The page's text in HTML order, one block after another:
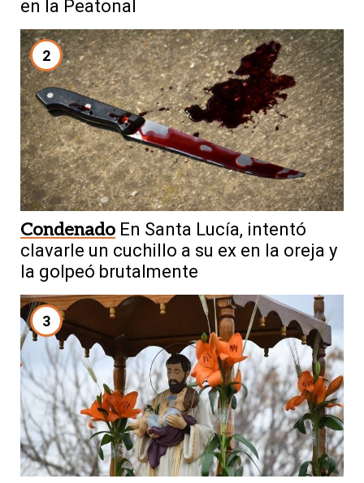
en la Peatonal
2
Condenado En Santa Lucía, intentó
clavarle un cuchillo a su ex en la oreja y
la golpeó brutalmente
3